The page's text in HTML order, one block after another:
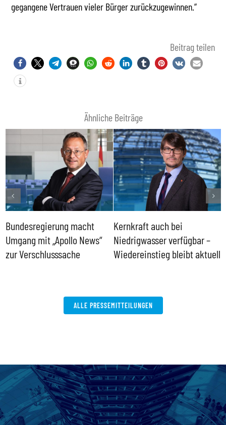
gegangene Vertrauen vieler Bürger zurückzugewinnen.“
Beitrag teilen
Ähnliche Beiträge
Bundesregierung macht
Umgang mit „Apollo News“
zur Verschlusssache
Kernkraft auch bei
Niedrigwasser verfügbar –
Wiedereinstieg bleibt aktuell
ALLE PRESSEMITTEILUNGEN